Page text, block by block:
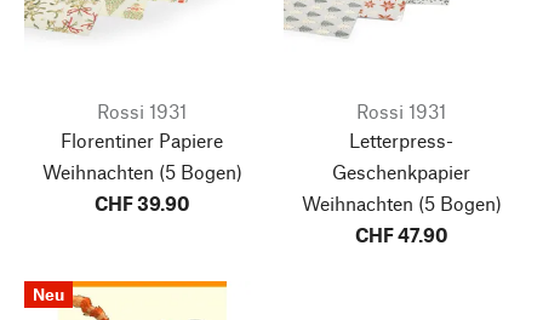
Rossi 1931
Florentiner Papiere
Weihnachten (5 Bogen)
CHF 39.90
Rossi 1931
Letterpress-
Geschenkpapier
Weihnachten (5 Bogen)
CHF 47.90
Neu